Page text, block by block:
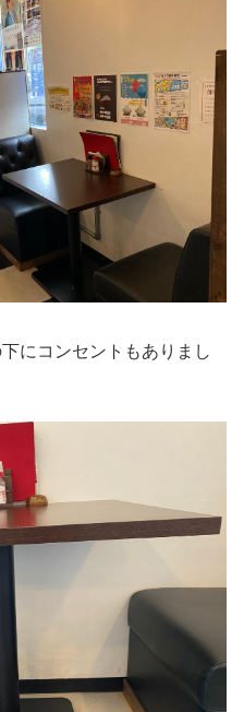
にコンセントもありまし